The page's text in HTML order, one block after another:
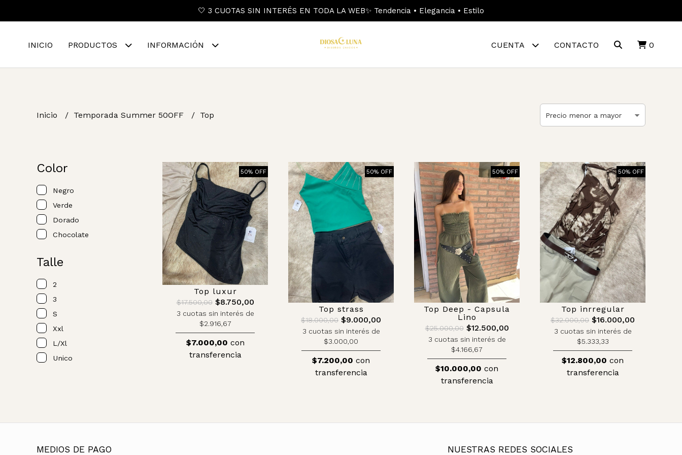
🤍 3 CUOTAS SIN INTERÉS EN TODA LA WEB✨ Tendencia • Elegancia • Estilo
INICIO PRODUCTOS INFORMACIÓN CUENTA CONTACTO 0
Inicio Temporada Summer 50OFF Top
Color
Negro
Verde
Dorado
Chocolate
Talle
2
3
S
Xxl
L/xl
Unico
50% OFF
Top luxur
$17.500,00$8.750,00
3 cuotas sin interés de
$2.916,67
$7.000,00 con
transferencia
50% OFF
Top strass
$18.000,00 $9.000,00
3 cuotas sin interés de
$3.000,00
$7.200,00 con
transferencia
50% OFF
Top Deep - Capsula
Lino
$25.000,00$12.500,00
3 cuotas sin interés de
$4.166,67
$10.000,00 con
transferencia
50% OFF
Top inrregular
$32.000,00 $16.000,00
3 cuotas sin interés de
$5.333,33
$12.800,00 con
transferencia
MEDIOS DE PAGO NUESTRAS REDES SOCIALES